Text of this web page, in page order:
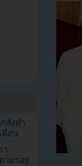
สั่งทำ
ดือน
า
ามรอย